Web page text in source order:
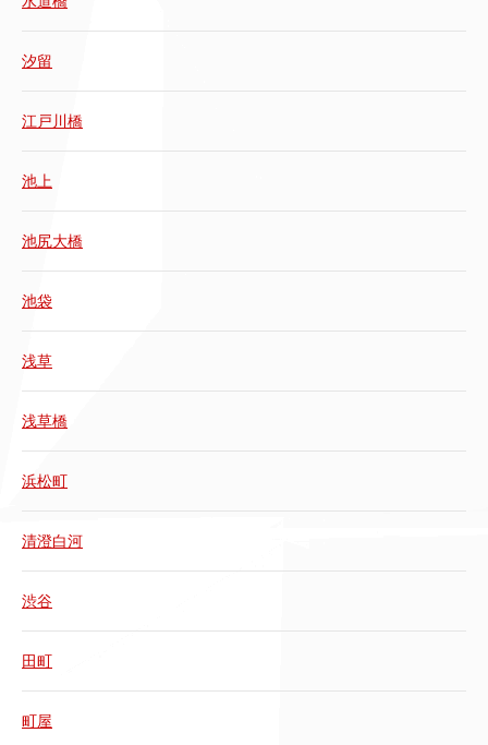
汐留
江戸川橋
池上
池尻大橋
池袋
浅草
浅草橋
浜松町
清澄白河
渋谷
田町
町屋